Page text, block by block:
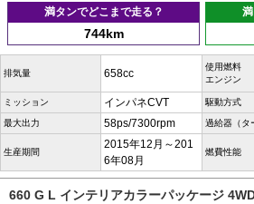
満タンでどこまで走る？
744km
排気量 658cc
使用燃料
エンジン
ミッション インパネCVT 駆動方式
最大出力 58ps/7300rpm 過給器（タ
生産期間
2015年12月～201
6年08月
燃費性能
660 G L インテリアカラーパッケージ